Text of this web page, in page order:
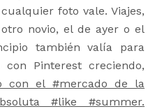
foto vale. Viajes,
novio, el de ayer o el
también valía para
Pinterest creciendo,
con el #mercado de la
#like #summer.